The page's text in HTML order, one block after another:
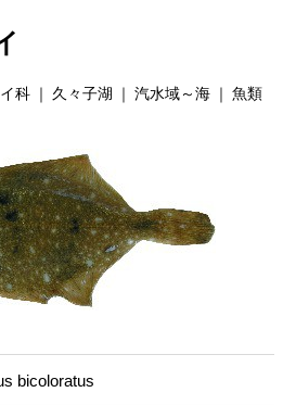
科 久々子湖 汽水域～海 魚類
bicoloratus